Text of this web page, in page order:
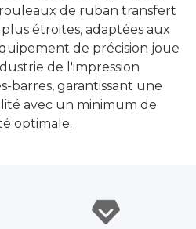
de ruban transfert
étroites, adaptées aux
de précision joue
de l'impression
barres, garantissant une
avec un minimum de
optimale.